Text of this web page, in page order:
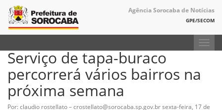
Agência Sorocaba de Notícias
GPE/SECOM
Serviço de tapa-buraco
percorrerá vários bairros na
próxima semana
Por: claudio rostellato – crostellato@sorocaba.sp.gov.brsexta-feira, 17 de